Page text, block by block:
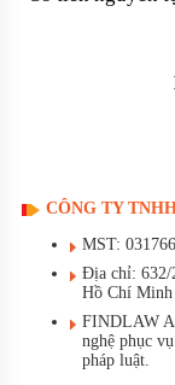
CÔNG TY
MST:
Địa chỉ: 632/
Hồ Chí Minh
FINDLAW
nghệ phục
pháp luật.